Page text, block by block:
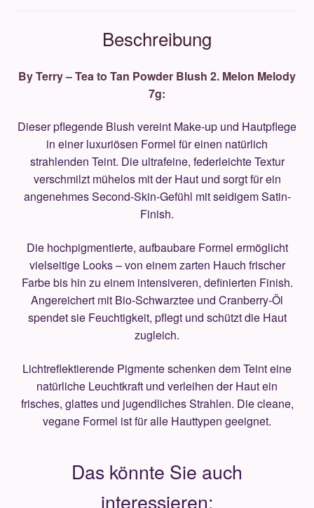
Beschreibung
By Terry – Tea to Tan Powder Blush 2. Melon Melody
7g:
Dieser pflegende Blush vereint Make-up und Hautpflege
in einer luxuriösen Formel für einen natürlich
strahlenden Teint. Die ultrafeine, federleichte Textur
verschmilzt mühelos mit der Haut und sorgt für ein
angenehmes Second-Skin-Gefühl mit seidigem Satin-
Finish.
Die hochpigmentierte, aufbaubare Formel ermöglicht
vielseitige Looks – von einem zarten Hauch frischer
Farbe bis hin zu einem intensiveren, definierten Finish.
Angereichert mit Bio-Schwarztee und Cranberry-Öl
spendet sie Feuchtigkeit, pflegt und schützt die Haut
zugleich.
Lichtreflektierende Pigmente schenken dem Teint eine
natürliche Leuchtkraft und verleihen der Haut ein
frisches, glattes und jugendliches Strahlen. Die cleane,
vegane Formel ist für alle Hauttypen geeignet.